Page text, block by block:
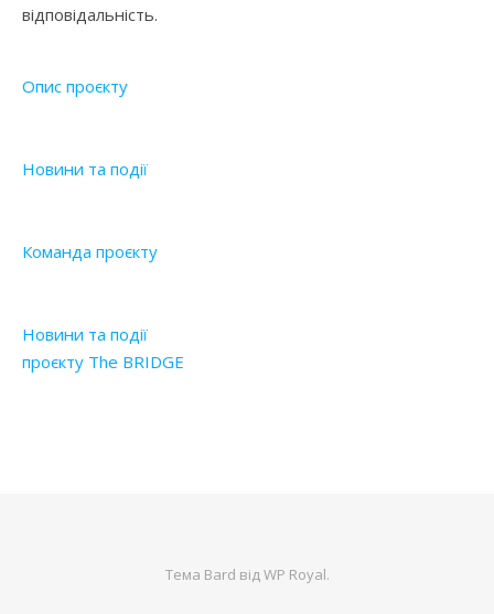
відповідальність.
Опис проєкту
Новини та події
Команда проєкту
Новини та події
проєкту The BRIDGE
Тема Bard відWP Royal.